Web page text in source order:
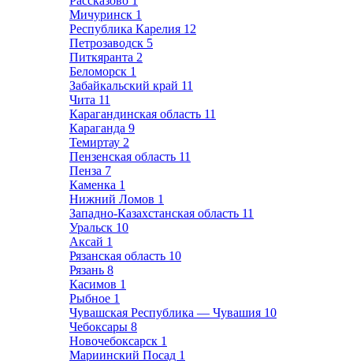
Мичуринск 1
Республика Карелия 12
Петрозаводск 5
Питкяранта 2
Беломорск 1
Забайкальский край 11
Чита 11
Карагандинская область 11
Караганда 9
Темиртау 2
Пензенская область 11
Пенза 7
Каменка 1
Нижний Ломов 1
Западно-Казахстанская область 11
Уральск 10
Аксай 1
Рязанская область 10
Рязань 8
Касимов 1
Рыбное 1
Чувашская Республика — Чувашия 10
Чебоксары 8
Новочебоксарск 1
Мариинский Посад 1